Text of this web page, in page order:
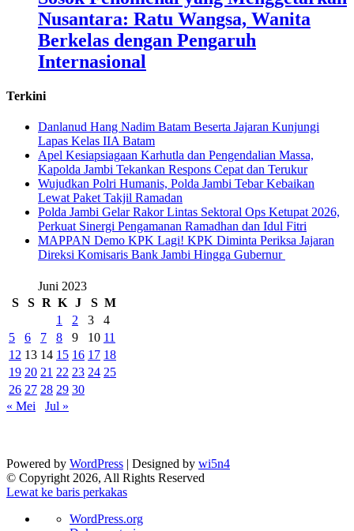
Nusantara: Ratu Wangsa, Wanita
Berkelas dengan Pengaruh
Internasional
Terkini
Danlanud Hang Nadim Batam Beserta Jajaran Kunjungi
Lapas Kelas IIA Batam
Apel Kesiapsiagaan Karhutla dan Pengendalian Massa,
Kapolda Jambi Tekankan Respons Cepat dan Terukur
Wujudkan Polri Humanis, Polda Jambi Tebar Kebaikan
Lewat Paket Takjil Ramadan
Polda Jambi Gelar Rakor Lintas Sektoral Ops Ketupat 2026,
Perkuat Sinergi Pengamanan Ramadhan dan Idul Fitri
‎MAPPAN Demo KPK Lagi! KPK Diminta Periksa Jajaran
Direksi Komisaris Bank Jambi Hingga Gubernur ‎
Juni 2023
S
S R K J S M
1
2 3
4
5
6 7 8 9 10 11
12 13 14 15 16 17 18
19 20 21 22 23 24 25
26 27 28 29 30
« Mei
Jul »
Powered by WordPress | Designed by wi5n4
© Copyright 2026, All Rights Reserved
Lewat ke baris perkakas
TentangWordPress.org